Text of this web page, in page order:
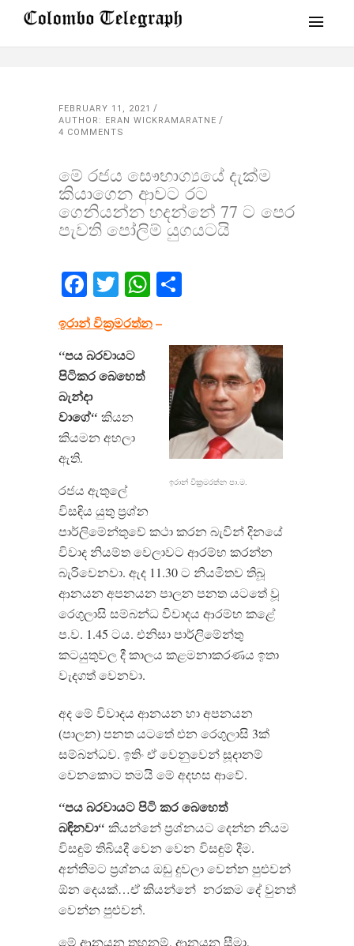
FEBRUARY 11, 2021
AUTHOR: ERAN WICKRAMARATNE
4 COMMENTS
මේ රජය සෞභාග්‍යයේ දැක්ම
කියාගෙන ආවට රට
ගෙනියන්න හදන්නේ 77 ට පෙර
පැවති පෝලිම් යුගයටයි
Facebook
TwitterWhatsApp
ඉරාන් වික්‍රමරත්න–
ඉරාන් වික්‍රමරත්න පා.ම.
“පයබරවායට
පිටිකරබෙහෙත්
බැන්දා
වාගේ“ කියන
කියමන අහලා
ඇති.
රජය ඇතුලේ
විසඳිය යුතු ප්‍රශ්න
පාර්ලිමේන්තුවේ කථා කරන බැවින් දිනයේ
විවාද නියම්ත වෙලාවට ආරම්භ කරන්න
බැරිවෙනවා. ඇද 11.30 ට නියමිතව තිබූ
ආනයන අපනයන පාලන පනත යටතේ වූ
රෙගුලාසි සම්බන්ධ විවාදය ආරම්භ කළේ
ප.ව. 1.45 ටය. එනිසා පාර්ලිමේන්තු
කටයුතුවල දී කාලය කළමනාකරණය ඉතා
වැදගත් වෙනවා.
අද මේ විවාදය ආනයන හා අපනයන
(පාලන) පනත යටතේ එන රෙගුලාසි 3ක්
සම්බන්ධව. ඉතිං ඒ වෙනුවෙන් සූදානම්
වෙනකොට තමයි මේ අදහස ආවේ.
“පයබරවායටපිටිකරබෙහෙත්
බඳිනවා“ කියන්නේ ප්‍රශ්නයට දෙන්න නියම
විසඳුම් තිබියදී වෙන වෙන විසඳුම් දීම.
අන්තිමට ප්‍රශ්නය ඔඩු දුවලා වෙන්න පුළුවන්
ඕන දෙයක්…ඒ කියන්නේ නරකම දේ වුනත්
වෙන්න පුළුවන්.
මේ ආනයන තහනම්, ආනයන සීමා,